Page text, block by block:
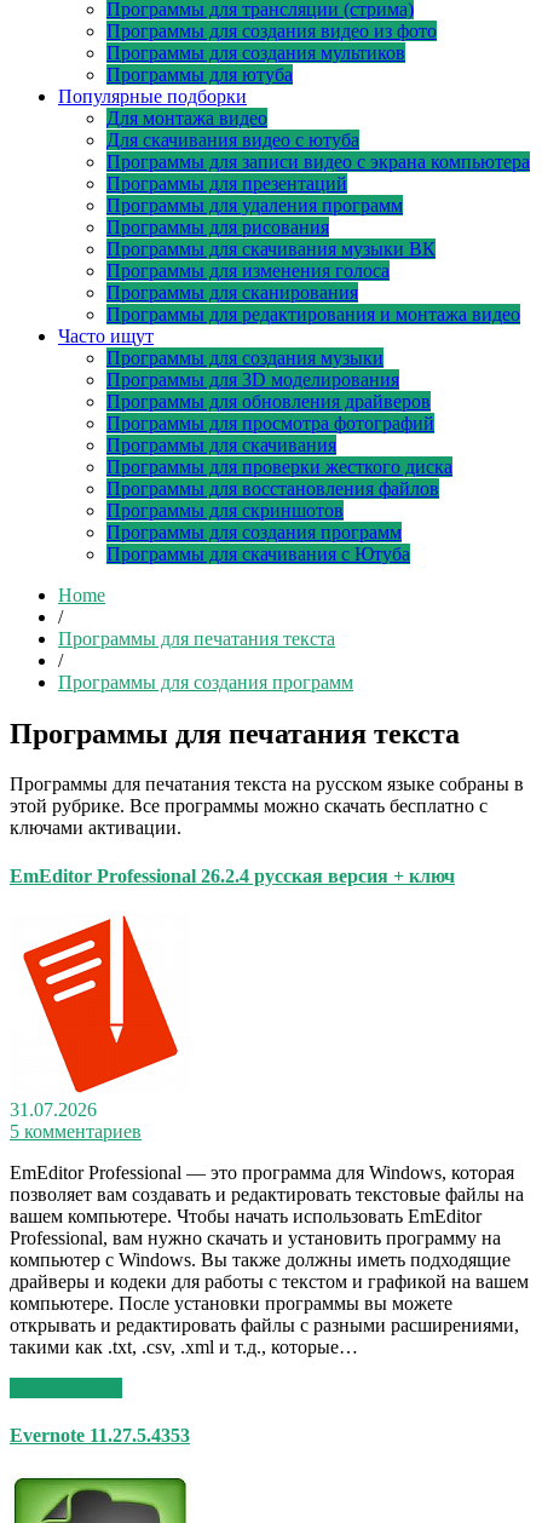
Программы для трансляции (стрима)
Программы для создания видео из фото
Программы для создания мультиков
Программы для ютуба
Популярные подборки
Для монтажа видео
Для скачивания видео с ютуба
Программы для записи видео с экрана компьютера
Программы для презентаций
Программы для удаления программ
Программы для рисования
Программы для скачивания музыки ВК
Программы для изменения голоса
Программы для сканирования
Программы для редактирования и монтажа видео
Часто ищут
Программы для создания музыки
Программы для 3D моделирования
Программы для обновления драйверов
Программы для просмотра фотографий
Программы для скачивания
Программы для проверки жесткого диска
Программы для восстановления файлов
Программы для скриншотов
Программы для создания программ
Программы для скачивания с Ютуба
Home
/
Программы для печатания текста
/
Программы для создания программ
Программы для печатания текста
Программы для печатания текста на русском языке собраны в
этой рубрике. Все программы можно скачать бесплатно с
ключами активации.
EmEditor Professional 26.2.4 русская версия + ключ
31.07.2026
5 комментариев
EmEditor Professional — это программа для Windows, которая
позволяет вам создавать и редактировать текстовые файлы на
вашем компьютере. Чтобы начать использовать EmEditor
Professional, вам нужно скачать и установить программу на
компьютер с Windows. Вы также должны иметь подходящие
драйверы и кодеки для работы с текстом и графикой на вашем
компьютере. После установки программы вы можете
открывать и редактировать файлы с разными расширениями,
такими как .txt, .csv, .xml и т.д., которые…
Evernote 11.27.5.4353